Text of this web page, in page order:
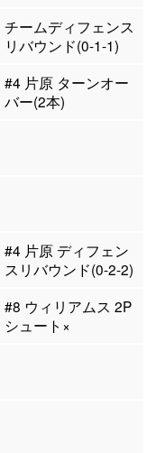
チームディフェンス
リバウンド(0-1-1)
#4 片原 ターンオー
バー(2本)
#4 片原 ディフェン
スリバウンド(0-2-2)
#8 ウィリアムス 2P
シュート×